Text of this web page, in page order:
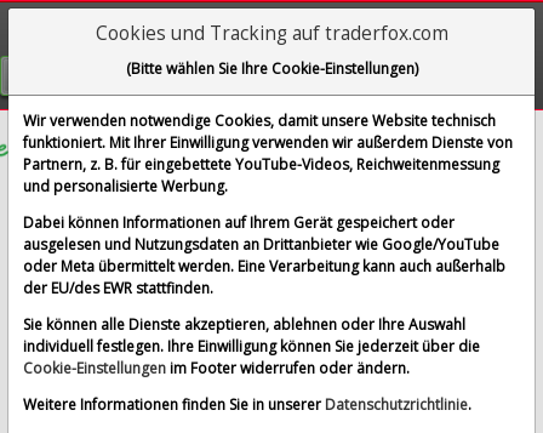
Visualizations
GRATIS REGISTRIEREN
Siltronic AG
im Vergleich mit Airbus SE, Allianz SE, Bayerische
Motoren Werke AG und 1 weitere Aktie
Alle Aktien entfernen
Standard-Vergleich
Siltronic AG (Echtzeit Euro)
Cookies und Tracking auf traderfox.com
(Bitte wählen Sie Ihre Cookie-Einstellungen)
Wir verwenden notwendige Cookies, damit unsere Website technisch
funktioniert. Mit Ihrer Einwilligung verwenden wir außerdem Dienste von
Partnern, z. B. für eingebettete YouTube-Videos, Reichweitenmessung
und personalisierte Werbung.
Dabei können Informationen auf Ihrem Gerät gespeichert oder
ausgelesen und Nutzungsdaten an Drittanbieter wie Google/YouTube
oder Meta übermittelt werden. Eine Verarbeitung kann auch außerhalb
der EU/des EWR stattfinden.
Sie können alle Dienste akzeptieren, ablehnen oder Ihre Auswahl
individuell festlegen. Ihre Einwilligung können Sie jederzeit über die
Cookie-Einstellungenim Footer widerrufen oder ändern.
Weitere Informationen finden Sie in unserer Datenschutzrichtlinie.